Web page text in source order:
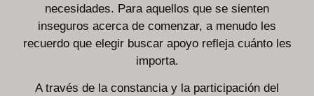
necesidades. Para aquellos que se sienten
inseguros acerca de comenzar, a menudo les
recuerdo que elegir buscar apoyo refleja cuánto les
importa.
A través de la constancia y la participación del